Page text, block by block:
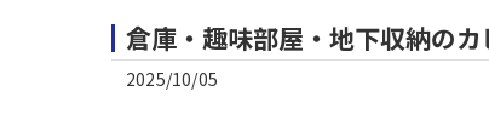
倉庫・趣味部屋・地下収納の
2025/10/05